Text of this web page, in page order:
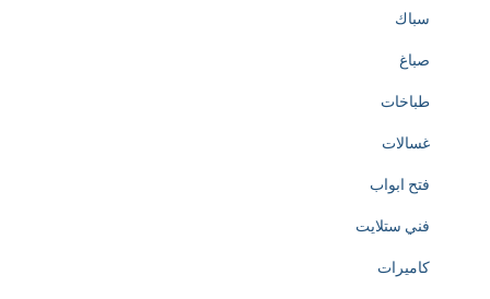
سباك
صباغ
طباخات
غسالات
فتح ابواب
فني ستلايت
كاميرات